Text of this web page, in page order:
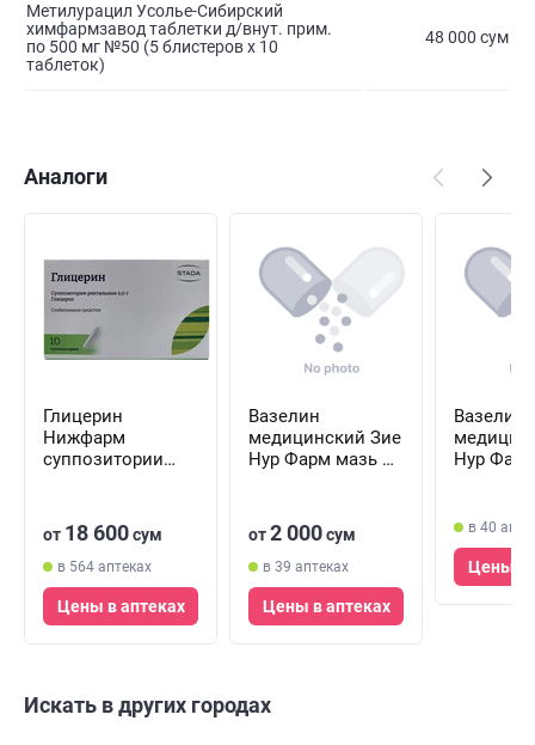
Метилурацил Усолье-Сибирский
химфармзавод таблетки д/внут. прим.
по 500 мг №50 (5 блистеров х 10
таблеток)
48 000 сум
Аналоги
Глицерин
Нижфарм
суппозитории
5 суппозиториев)
от 18 600сум
в 564 аптеках
Цены в аптеках
Вазелин
медицинский Зие
Нур Фарм мазь по
от2 000сум
в 39 аптеках
Цены в аптеках
Вазелин
Нур
в 40
Цены в
Искать в других городах